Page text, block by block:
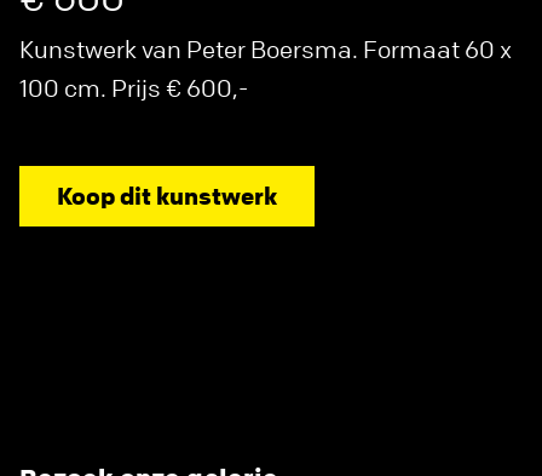
Kunstwerk van Peter Boersma. Formaat 60 x
100 cm. Prijs € 600,-
Koop dit kunstwerk